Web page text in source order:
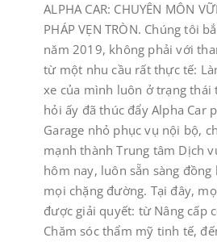
​ALPHA CAR: CHUYÊN MÔN
PHÁP VẸN TRÒN. ​Chúng tôi
năm 2019, không phải với
từ một nhu cầu rất thực tế:
xe của mình luôn ở trạng thái
hỏi ấy đã thúc đẩy Alpha Car
Garage nhỏ phục vụ nội bộ,
mạnh thành Trung tâm Dịch
hôm nay, luôn sẵn sàng đồng
mọi chặng đường. ​Tại đây,
được giải quyết: từ Nâng cấp
Chăm sóc thẩm mỹ tinh tế,